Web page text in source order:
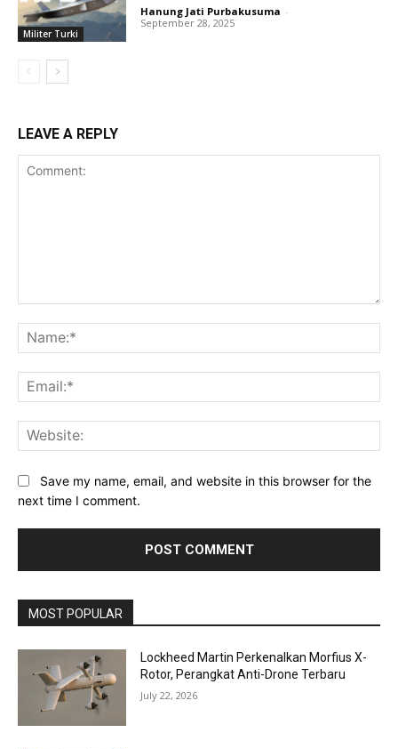
Militer Turki
Hanung Jati Purbakusuma -
September 28, 2025
LEAVE A REPLY
Save my name, email, and website in this browser for the
next time I comment.
MOST POPULAR
Lockheed Martin Perkenalkan Morfius X-
Rotor, Perangkat Anti-Drone Terbaru
July 22, 2026